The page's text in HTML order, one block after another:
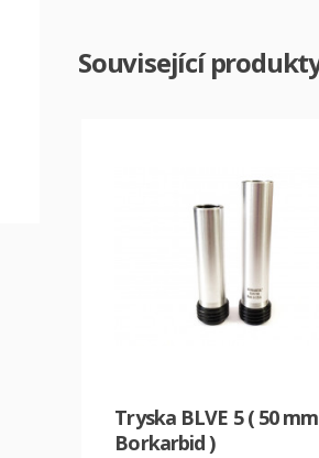
Související
Tryska BLVE 5 ( 50 mm
Borkarbid )